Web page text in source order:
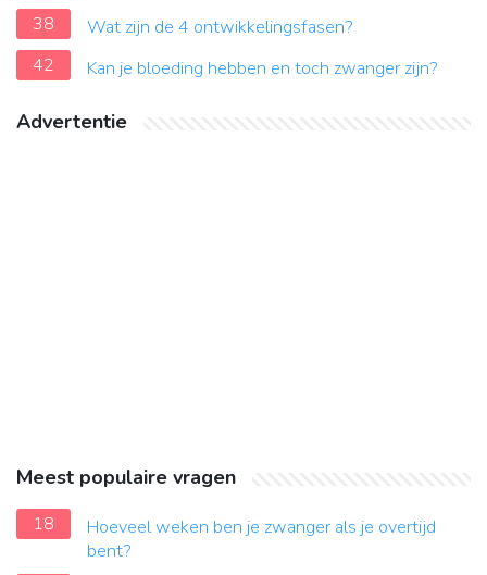
38
Wat zijn de 4 ontwikkelingsfasen?
42
Kan je bloeding hebben en toch zwanger zijn?
Advertentie
Meest populaire vragen
18
Hoeveel weken ben je zwanger als je overtijd
bent?